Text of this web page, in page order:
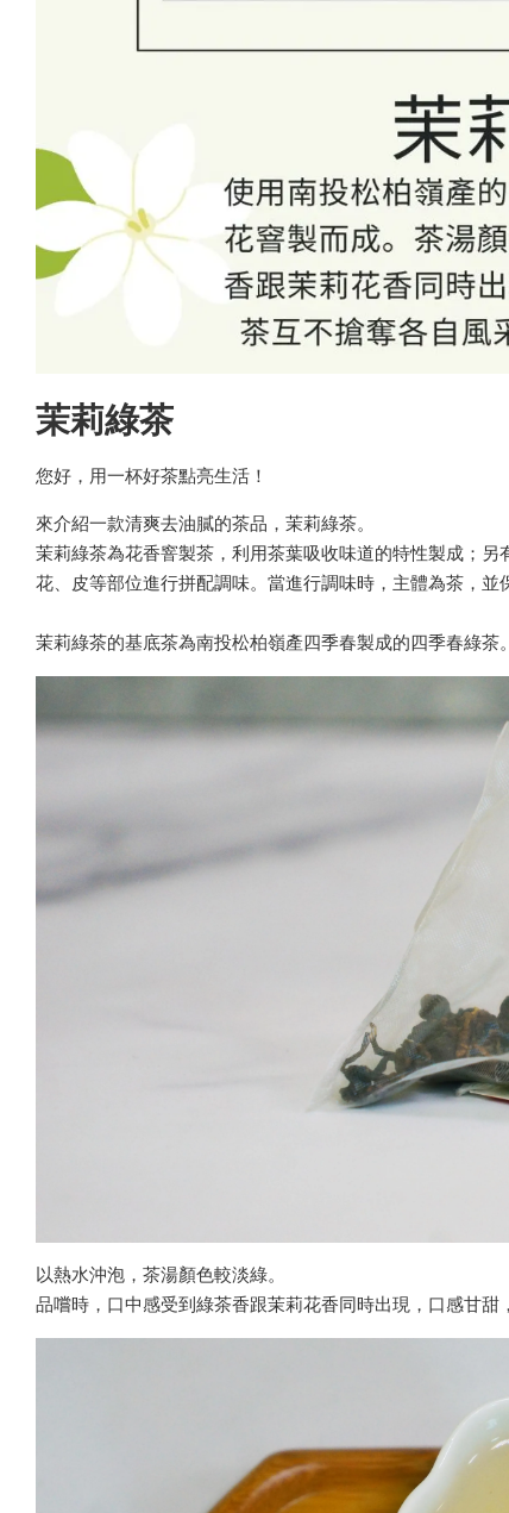
茉莉綠茶
您好，用一杯好茶點亮生活！
來介紹一款清爽去油膩的茶品，茉莉綠茶。
茉莉綠茶為花香窨製茶，利用茶葉吸收味道的特性製成；另
花、皮等部位進行拼配調味。當進行調味時，主體為茶，並
茉莉綠茶的基底茶為南投松柏嶺產四季春製成的四季春綠茶
以熱水沖泡，茶湯顏色較淡綠。
品嚐時，口中感受到綠茶香跟茉莉花香同時出現，口感甘甜